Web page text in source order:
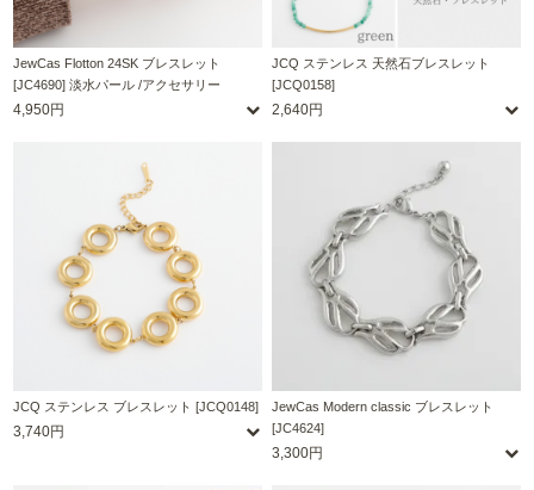
JewCas Flotton 24SK ブレスレット
[JC4690] 淡水パール /アクセサリー
4,950円
JCQ ステンレス 天然石ブレスレット
[JCQ0158]
2,640円
JCQ ステンレス ブレスレット [JCQ0148]
3,740円
JewCas Modern classic ブレスレット
[JC4624]
3,300円